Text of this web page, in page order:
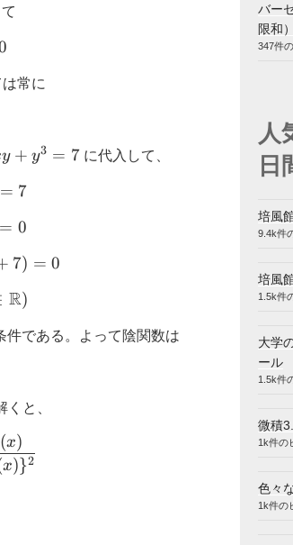
常に
y + y3 = 7に代入して、
= 7
8x^3-x^2-7=0
= 0
(x-1)(8x^2+7x+7)=0
7) = 0
x=1 \ \ \ (\because x \in
R)
件である。よって陰関数は
くと、
x)}2
(x)
バー
限和）
347件
人
日
培風
9.4k件
培風
1.5k件
大学
ール
1.5k件
微積
1k件の
色々
1k件の